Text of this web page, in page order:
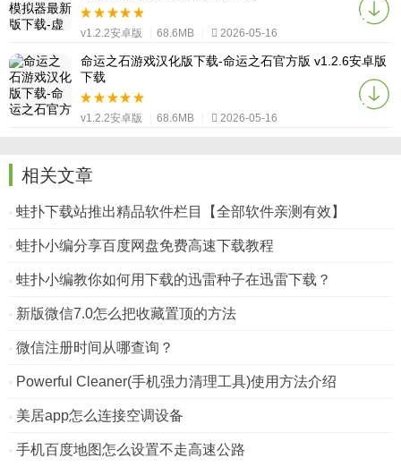
v1.2.2安卓版 68.6MB 2026-05-16
命运之石游戏汉化版下载-命运之石官方版 v1.2.6安卓版
下载
v1.2.2安卓版 68.6MB 2026-05-16
相关文章
蛙扑下载站推出精品软件栏目【全部软件亲测有效】
蛙扑小编分享百度网盘免费高速下载教程
蛙扑小编教你如何用下载的迅雷种子在迅雷下载？
新版微信7.0怎么把收藏置顶的方法
微信注册时间从哪查询？
Powerful Cleaner(手机强力清理工具)使用方法介绍
美居app怎么连接空调设备
手机百度地图怎么设置不走高速公路